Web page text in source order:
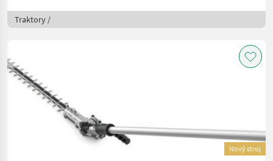
Traktory /
Nový stroj